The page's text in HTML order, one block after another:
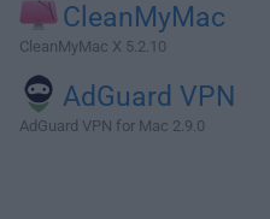
CleanMyMac
CleanMyMac X 5.2.10
AdGuard VPN
AdGuard VPN for Mac 2.9.0